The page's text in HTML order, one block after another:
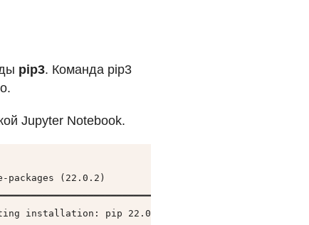
pip3. Команда pip3
Jupyter Notebook.
(22.0.2)
2.1/2.1 MB 4.8 MB/s
installation: pip 22.0.2 Uninstalling pip-22.0.2: